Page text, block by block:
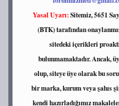
Yasal Uyarı:Sitemiz, 5651
(BTK) tarafından
sitedeki içerikleri
bulunmamaktadır. Ancak,
olup, siteye üye olarak bu
bir marka, kurum veya şahıs
kendi hazırladığımız